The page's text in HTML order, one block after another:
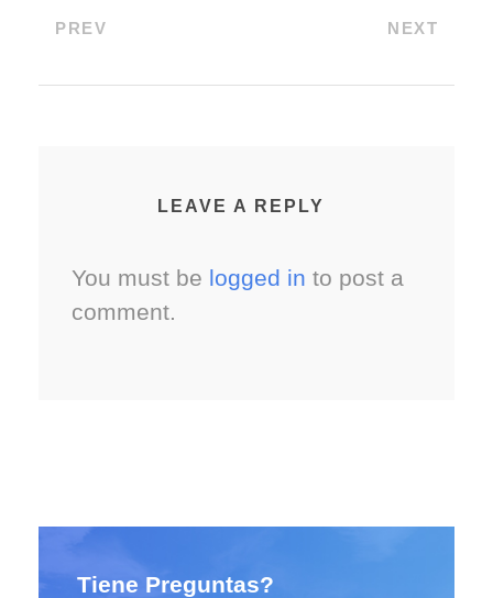
PREV NEXT
LEAVE A REPLY
You must be logged in to post a
comment.
Tiene Preguntas?